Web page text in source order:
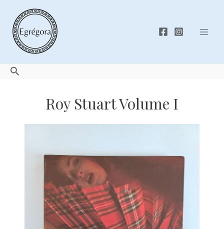
content
Search
Roy Stuart Volume I